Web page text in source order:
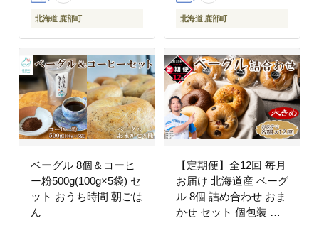
北海道 鹿部町 北海道 鹿部町
ベーグル 8個＆コーヒ
ー粉500g(100g×5袋) セ
ット おうち時間 朝ごは
ん
【定期便】全12回 毎月
お届け 北海道産 ベーグ
ル 8個 詰め合わせ おま
かせ セット 個包装 小